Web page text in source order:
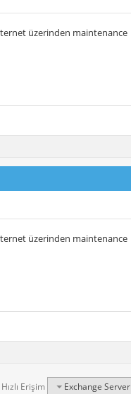
üzerinden maintenance
üzerinden maintenance
Hızlı Erişim Exchange Server